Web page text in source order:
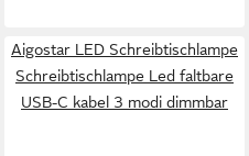
Aigostar LED Schreibtischlampe
Schreibtischlampe Led faltbare
USB-C kabel 3 modi dimmbar